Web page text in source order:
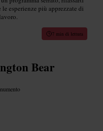
esperienze più apprezzate di
7 min di lettura
Bear